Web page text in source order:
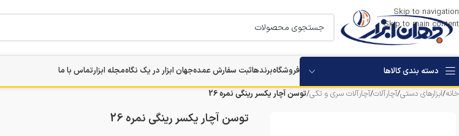
Skip to navigation
Skip to main content
دسته بندی کالاها فروشگاهبرندهاثبت سفارش عمدهجهان ابزار در یک نگاهمجله ابزارتماس با ما
خانه/ابزارهای دستی/آچارآلات/آچارآلات سری و تکی/توسن آچار یکسر رینگی نمره 26
توسن آچار یکسر رینگی نمره 26